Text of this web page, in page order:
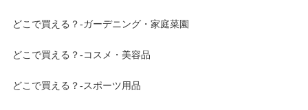
どこで買える？-ガーデニング・家庭菜園
どこで買える？-コスメ・美容品
どこで買える？-スポーツ用品